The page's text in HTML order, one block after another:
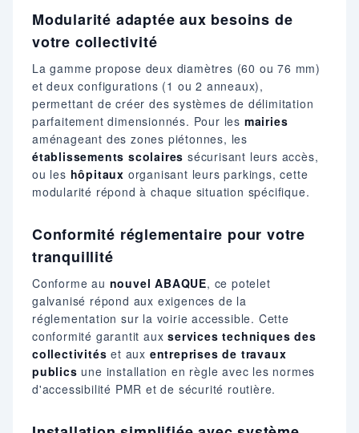
Modularité adaptée aux besoins de
votre collectivité
La gamme propose deux diamètres (60 ou 76 mm)
et deux configurations (1 ou 2 anneaux),
permettant de créer des systèmes de délimitation
parfaitement dimensionnés. Pour les mairies
aménageant des zones piétonnes, les
établissements scolaires sécurisant leurs accès,
ou les hôpitaux organisant leurs parkings, cette
modularité répond à chaque situation spécifique.
Conformité réglementaire pour votre
tranquillité
Conforme au nouvel ABAQUE, ce potelet
galvanisé répond aux exigences de la
réglementation sur la voirie accessible. Cette
conformité garantit auxservices techniques des
collectivités et aux entreprises de travaux
publics une installation en règle avec les normes
d'accessibilité PMR et de sécurité routière.